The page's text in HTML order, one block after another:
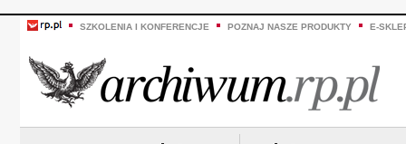
SZKOLENIA I KONFERENCJE POZNAJ NASZE PRODUKTY E-